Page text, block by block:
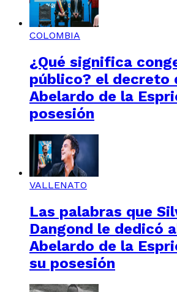
COLOMBIA
¿Qué significa
público? el decreto
Abelardo de la
posesión
VALLENATO
Las palabras que
Dangond le dedicó
Abelardo de la
su posesión